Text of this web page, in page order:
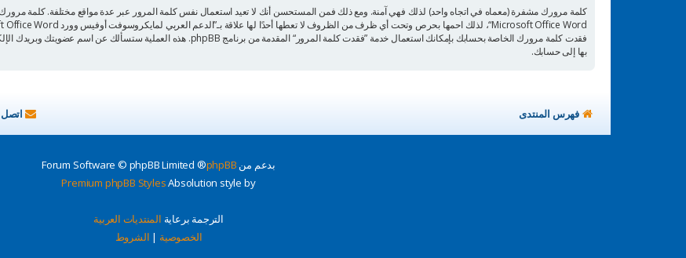
كلمة مرورك مشفرة (معماه في اتجاه واحد) لذلك فهي آمنة. ومع ذلك فمن المستحسن أنك لا تعيد استعمال نفس كلمة المرور عبر عدة مواقع مختلفة. كلمة
بها إلى حسابك.
فهرس المنتدى اتصل
بدعم من phpBB
® Forum Software © phpBB Limited
Absolution style by
Premium phpBB Styles
الترجمة برعاية المنتديات العربية
الخصوصية | الشروط